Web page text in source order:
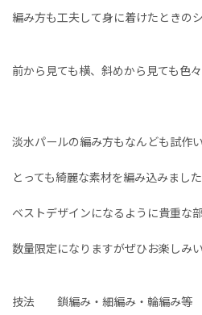
編み方も工夫して身に着けたときの
前から見ても横、斜めから見ても色
淡水パールの編み方もなんども試作
とっても綺麗な素材を編み込みました
ベストデザインになるように貴重な
数量限定になりますがぜひお楽しみ
技法 鎖編み・細編み・輪編み等